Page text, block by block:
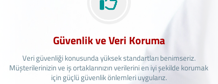
Güvenlik ve Veri Koruma
Veri güvenliği konusunda yüksek standartları benimseriz.
Müşterilerinizin ve iş ortaklarınızın verilerini en iyi şekilde korumak
için güçlü güvenlik önlemleri uygularız.